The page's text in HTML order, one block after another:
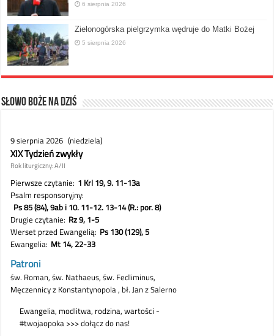
6 sierpnia 2026
Zielonogórska pielgrzymka wędruje do Matki Bożej
5 sierpnia 2026
Słowo Boże na dziś